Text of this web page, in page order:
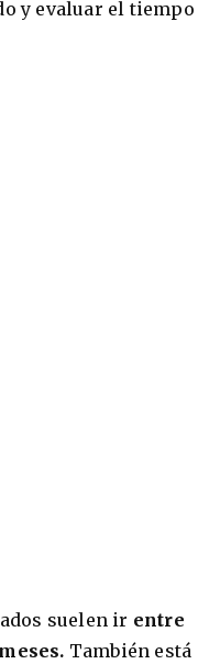
y evaluar el tiempo
suelen ir entre
También está